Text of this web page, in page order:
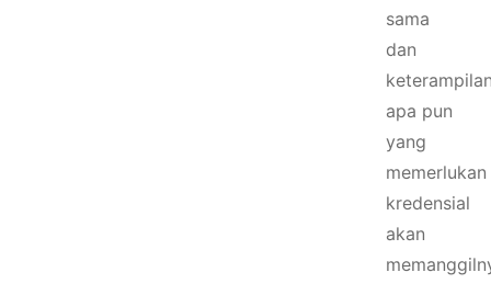
sama
dan
apa pun
yang
memerlukan
kredensial
akan